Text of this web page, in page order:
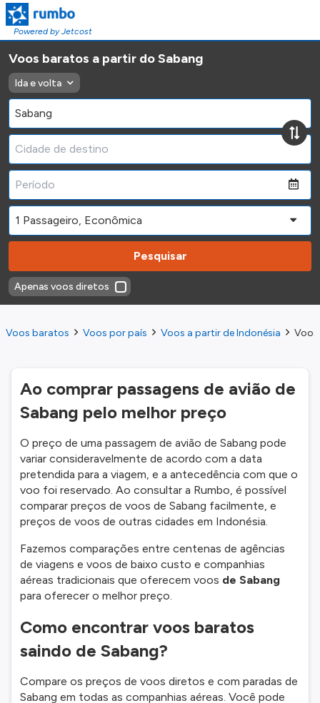
Powered by Jetcost
Voos baratos a partir do Sabang
Ida e volta
Pesquisar
Apenas voos diretos
Voos baratos Voos por país Voos a partir de Indonésia
Ao comprar passagens de avião de
Sabang pelo melhor preço
O preço de uma passagem de avião de Sabang pode
variar consideravelmente de acordo com a data
pretendida para a viagem, e a antecedência com que o
voo foi reservado. Ao consultar a Rumbo, é possível
comparar preços de voos de Sabang facilmente, e
preços de voos de outras cidades em Indonésia.
Fazemos comparações entre centenas de agências
de viagens e voos de baixo custo e companhias
aéreas tradicionais que oferecem voos de Sabang
para oferecer o melhor preço.
Como encontrar voos baratos
saindo de Sabang?
Compare os preços de voos diretos e com paradas de
Sabang em todas as companhias aéreas. Você pode